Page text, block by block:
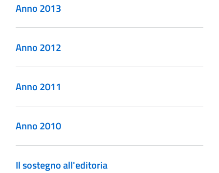
Anno 2013
Anno 2012
Anno 2011
Anno 2010
Il sostegno all'editoria